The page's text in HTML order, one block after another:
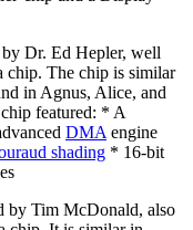
Dr. Ed Hepler, well
chip. The chip is similar
in Agnus, Alice, and
featured: * A
DMA engine
shading * 16-bit
by Tim McDonald, also